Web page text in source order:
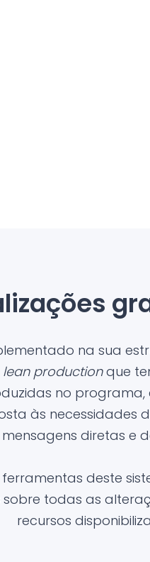
na sua
lean productionque
no
às necessidades
mensagens diretas e
deste
todas as
recursos